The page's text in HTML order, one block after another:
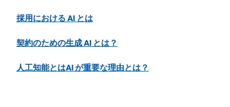
採用における AI とは
契約のための生成 AI とは？
人工知能とはAI が重要な理由とは？